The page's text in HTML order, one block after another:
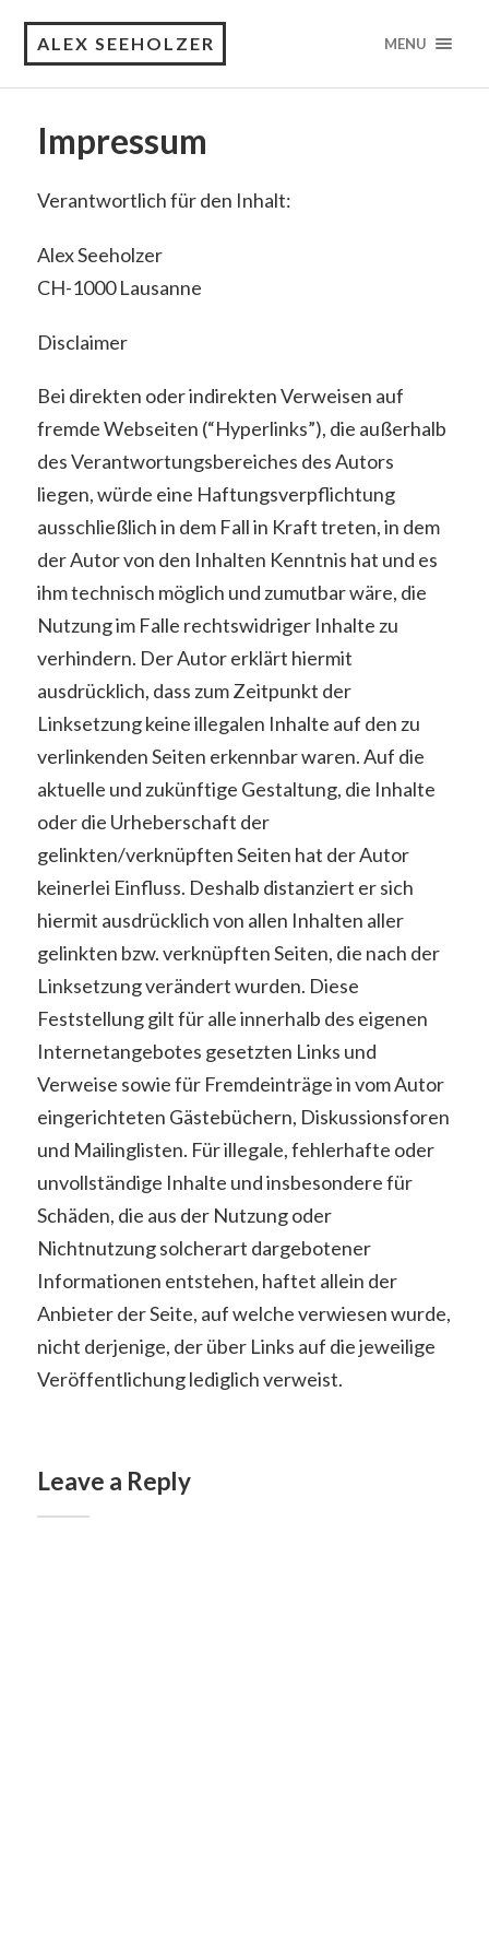
ALEX SEEHOLZER MENU
Impressum
Verantwortlich für den Inhalt:
Alex Seeholzer
CH-1000 Lausanne
Disclaimer
Bei direkten oder indirekten Verweisen auf
fremde Webseiten (“Hyperlinks”), die außerhalb
des Verantwortungsbereiches des Autors
liegen, würde eine Haftungsverpflichtung
ausschließlich in dem Fall in Kraft treten, in dem
der Autor von den Inhalten Kenntnis hat und es
ihm technisch möglich und zumutbar wäre, die
Nutzung im Falle rechtswidriger Inhalte zu
verhindern. Der Autor erklärt hiermit
ausdrücklich, dass zum Zeitpunkt der
Linksetzung keine illegalen Inhalte auf den zu
verlinkenden Seiten erkennbar waren. Auf die
aktuelle und zukünftige Gestaltung, die Inhalte
oder die Urheberschaft der
gelinkten/verknüpften Seiten hat der Autor
keinerlei Einfluss. Deshalb distanziert er sich
hiermit ausdrücklich von allen Inhalten aller
gelinkten bzw. verknüpften Seiten, die nach der
Linksetzung verändert wurden. Diese
Feststellung gilt für alle innerhalb des eigenen
Internetangebotes gesetzten Links und
Verweise sowie für Fremdeinträge in vom Autor
eingerichteten Gästebüchern, Diskussionsforen
und Mailinglisten. Für illegale, fehlerhafte oder
unvollständige Inhalte und insbesondere für
Schäden, die aus der Nutzung oder
Nichtnutzung solcherart dargebotener
Informationen entstehen, haftet allein der
Anbieter der Seite, auf welche verwiesen wurde,
nicht derjenige, der über Links auf die jeweilige
Veröffentlichung lediglich verweist.
Leave a Reply